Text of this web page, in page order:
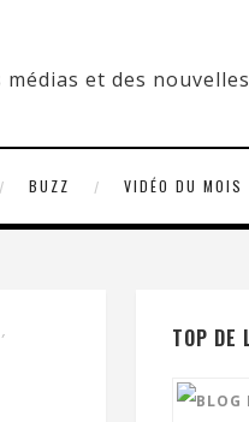
BUZZ VIDÉO DU MOIS
, TOP DE